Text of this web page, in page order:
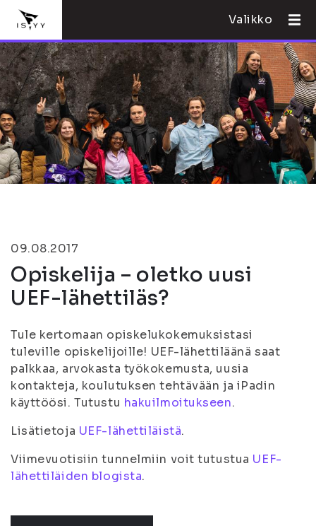
Valikko
09.08.2017
Opiskelija – oletko uusi
UEF-lähettiläs?
Tule kertomaan opiskelukokemuksistasi
tuleville opiskelijoille! UEF-lähettiläänä saat
palkkaa, arvokasta työkokemusta, uusia
kontakteja, koulutuksen tehtävään ja iPadin
käyttöösi. Tutustu hakuilmoitukseen.
Lisätietoja UEF-lähettiläistä.
Viimevuotisiin tunnelmiin voit tutustua UEF-
lähettiläiden blogista.